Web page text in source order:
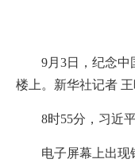
9月3日，纪念
楼上。新华社记者
8时55分，习近平
电子屏幕上出现钟